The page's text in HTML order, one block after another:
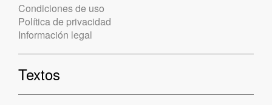
Condiciones de uso
Política de privacidad
Información legal
Textos